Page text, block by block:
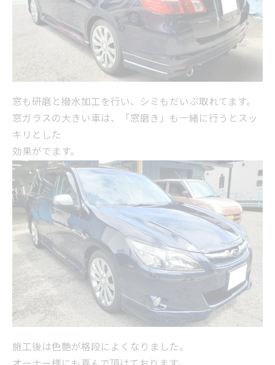
窓も研磨と撥水加工を行い、シミもだいぶ取れてます。
窓ガラスの大きい車は、「窓磨き」も一緒に行うとスッ
キリとした
効果がでます。
施工後は色艶が格段によくなりました。